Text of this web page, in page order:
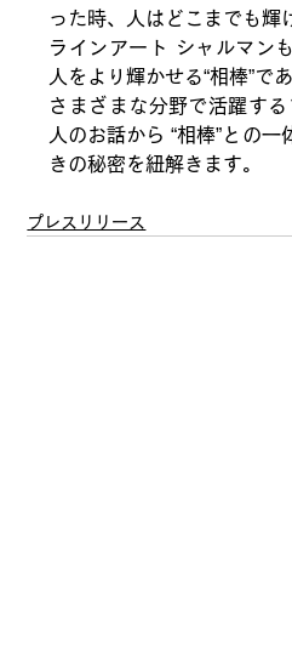
った時、人はどこまでも輝
ラインアート シャルマン
人をより輝かせる“相棒”で
さまざまな分野で活躍す
人のお話から “相棒”との
きの秘密を紐解きます。
プレスリリース